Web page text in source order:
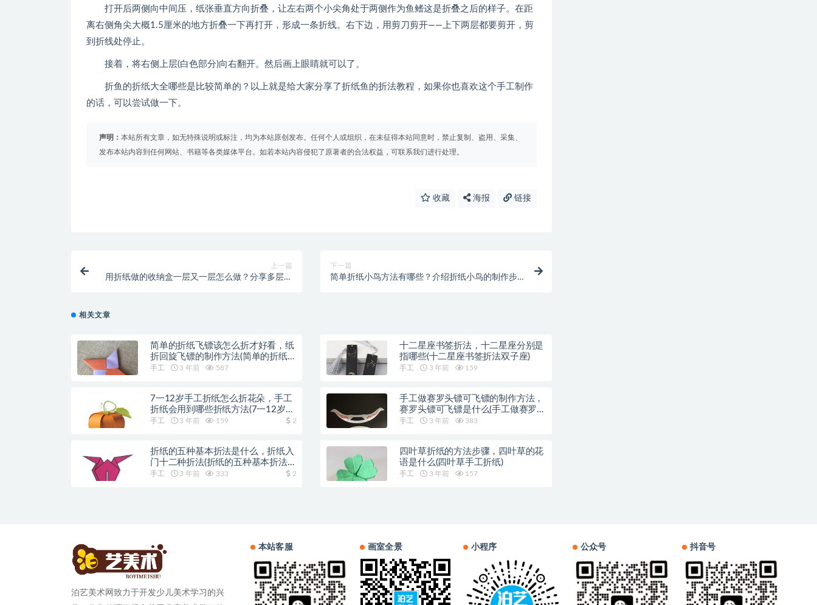
打开后两侧向中间压，纸张垂直方向折叠，让左右两个小尖角处于两侧作为鱼鳍这是折叠之后的样子。在距
离右侧角尖大概1.5厘米的地方折叠一下再打开，形成一条折线。右下边，用剪刀剪开——上下两层都要剪开，剪
到折线处停止。
接着，将右侧上层(白色部分)向右翻开。然后画上眼睛就可以了。
折鱼的折纸大全哪些是比较简单的？以上就是给大家分享了折纸鱼的折法教程，如果你也喜欢这个手工制作
的话，可以尝试做一下。
声明： 本站所有文章，如无特殊说明或标注，均为本站原创发布。任何个人或组织，在未征得本站同意时，禁止复制、盗用、采集、
发布本站内容到任何网站、书籍等各类媒体平台。如若本站内容侵犯了原著者的合法权益，可联系我们进行处理。
收藏 海报 链接
上一篇
用折纸做的收纳盒一层又一层怎么做？分享多层收
下一篇
简单折纸小鸟方法有哪些？介绍折纸小鸟的制作步
相关文章
简单的折纸飞镖该怎么折才好看，纸
折回旋飞镖的制作方法(简单的折纸
方法)
手工 3 年前 587
十二星座书签折法，十二星座分别是
指哪些(十二星座书签折法双子座)
手工 3 年前 159
7一12岁手工折纸怎么折花朵，手工
折纸会用到哪些折纸方法(7一12岁手
工折纸动物)
手工 3 年前 159 2
手工做赛罗头镖可飞镖的制作方法，
赛罗头镖可飞镖是什么(手工做赛罗
头镖可飞)
手工 3 年前 383
折纸的五种基本折法是什么，折纸入
门十二种折法(折纸的五种基本折法
是什么)
手工 3 年前 333 2
四叶草折纸的方法步骤，四叶草的花
语是什么(四叶草手工折纸)
手工 3 年前 157
泊艺美术网致力于开发少儿美术学习的兴
本站客服 画室全景 小程序 公众号 抖音号